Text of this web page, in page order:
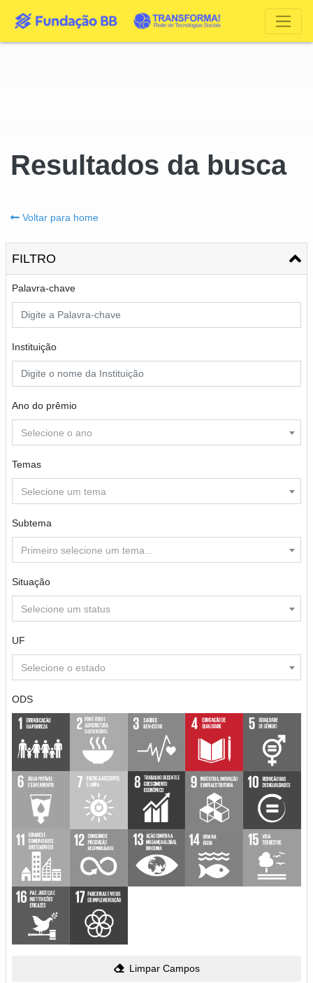
Resultados da busca
Voltar para home
FILTRO
Palavra-chave
Instituição
Ano do prêmio
Selecione o ano
Temas
Selecione um tema
Subtema
Primeiro selecione um tema...
Situação
Selecione um status
UF
Selecione o estado
ODS
Limpar Campos